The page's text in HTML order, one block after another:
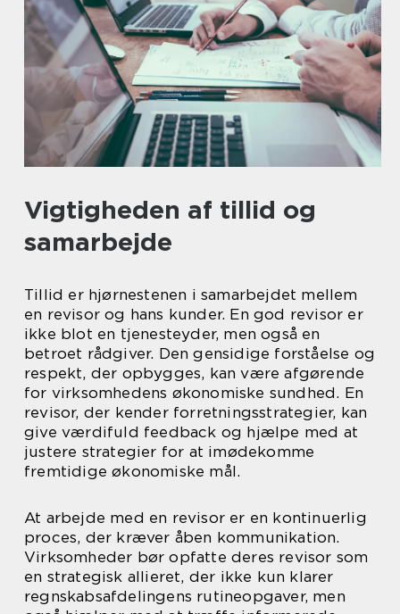
Vigtigheden af tillid og
samarbejde
Tillid er hjørnestenen i samarbejdet mellem
en revisor og hans kunder. En god revisor er
ikke blot en tjenesteyder, men også en
betroet rådgiver. Den gensidige forståelse og
respekt, der opbygges, kan være afgørende
for virksomhedens økonomiske sundhed. En
revisor, der kender forretningsstrategier, kan
give værdifuld feedback og hjælpe med at
justere strategier for at imødekomme
fremtidige økonomiske mål.
At arbejde med en revisor er en kontinuerlig
proces, der kræver åben kommunikation.
Virksomheder bør opfatte deres revisor som
en strategisk allieret, der ikke kun klarer
regnskabsafdelingens rutineopgaver, men